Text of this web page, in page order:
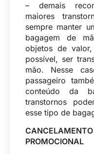
– demais
maiores
sempre manter
bagagem de
objetos de
possível, ser
mão. Nesse
passageiro
conteúdo da
transtornos
esse tipo de
PROMOCIONAL